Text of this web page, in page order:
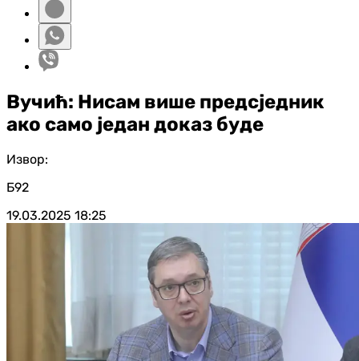
Вучић: Нисам више предсједник
ако само један доказ буде
Извор:
Б92
19.03.2025 18:25